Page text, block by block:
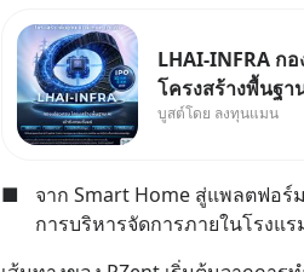
LHAI-INFRA ก
โครงสร้างพื้นฐ
ใหญ่ในประวัติศา
เดือนที่ผ่านมา แ
เดินหน้าลงทุน AI
บูสต์โดย ลงทุนแมน
■
จาก Smart Home สู่แพลตฟอร์
การบริหารจัดการภายในโรงแร